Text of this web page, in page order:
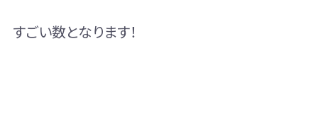
すごい数となります！